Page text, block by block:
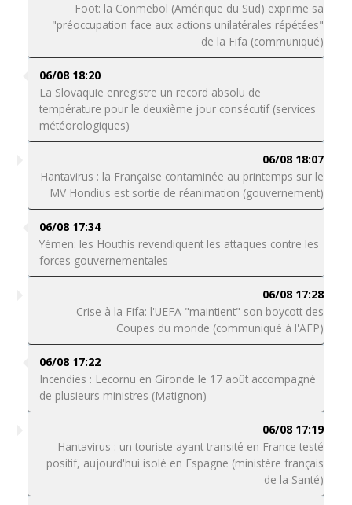
Foot: la Conmebol (Amérique du Sud) exprime sa
"préoccupation face aux actions unilatérales répétées"
de la Fifa (communiqué)
06/08 18:20
La Slovaquie enregistre un record absolu de
température pour le deuxième jour consécutif (services
météorologiques)
06/08 18:07
Hantavirus : la Française contaminée au printemps sur le
MV Hondius est sortie de réanimation (gouvernement)
06/08 17:34
Yémen: les Houthis revendiquent les attaques contre les
forces gouvernementales
06/08 17:28
Crise à la Fifa: l'UEFA "maintient" son boycott des
Coupes du monde (communiqué à l'AFP)
06/08 17:22
Incendies : Lecornu en Gironde le 17 août accompagné
de plusieurs ministres (Matignon)
06/08 17:19
Hantavirus : un touriste ayant transité en France testé
positif, aujourd'hui isolé en Espagne (ministère français
de la Santé)